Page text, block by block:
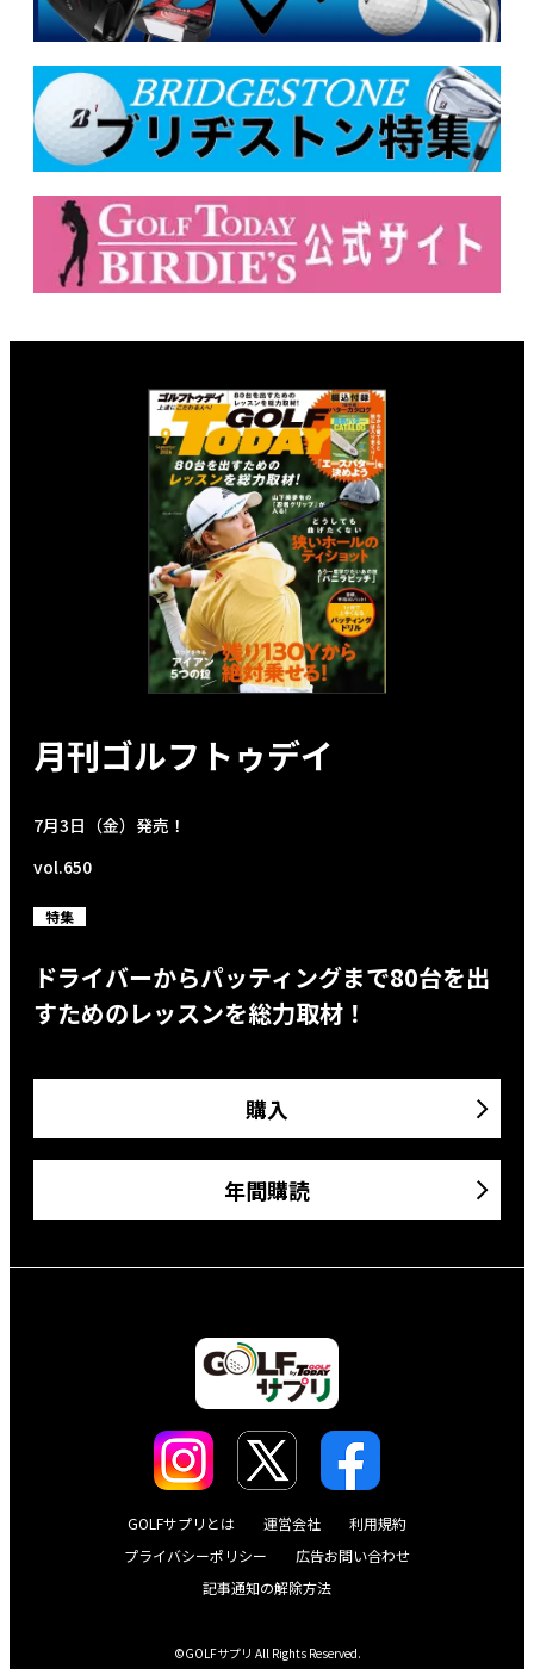
月刊ゴルフトゥデイ
7月3日（金）発売！
vol.650
特集
ドライバーからパッティングまで80台を出
すためのレッスンを総力取材！
購入
年間購読
GOLFサプリとは 運営会社
利用規約
プライバシーポリシー
広告お問い合わせ
記事通知の解除方法
©GOLFサプリ All Rights Reserved.